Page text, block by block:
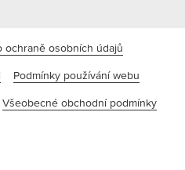
ochraně osobních údajů
Podmínky používání webu
Všeobecné obchodní podmínky